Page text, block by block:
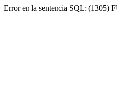
Error en la sentencia SQL: (1305)